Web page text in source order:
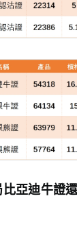
亞迪牛證